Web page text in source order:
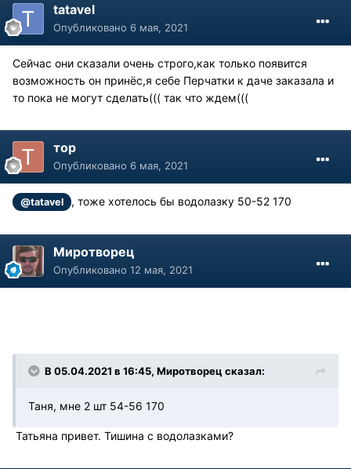
tatavel
Опубликовано 6 мая, 2021
Сейчас они сказали очень строго,как только появится
возможность он принёс,я себе Перчатки к даче заказала и
то пока не могут сделать((( так что ждем(((
тор
Опубликовано 6 мая, 2021
@tatavel , тоже хотелось бы водолазку 50-52 170
Миротворец
Опубликовано 12 мая, 2021
В 05.04.2021 в 16:45, Миротворец сказал:
Таня, мне 2 шт 54-56 170
Татьяна привет. Тишина с водолазками?